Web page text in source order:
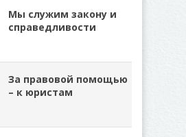
Мы служим закону и
справедливости
За правовой помощью
– к юристам